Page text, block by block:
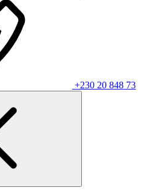
+230 20 848 73